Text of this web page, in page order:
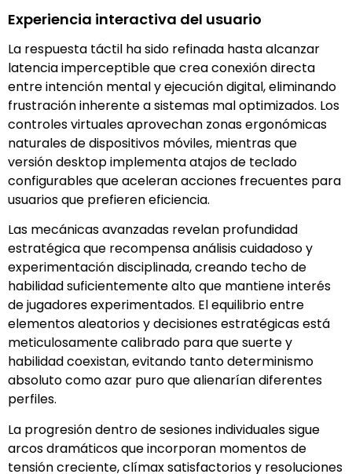
Experiencia interactiva del usuario
La respuesta táctil ha sido refinada hasta alcanzar
latencia imperceptible que crea conexión directa
entre intención mental y ejecución digital, eliminando
frustración inherente a sistemas mal optimizados. Los
controles virtuales aprovechan zonas ergonómicas
naturales de dispositivos móviles, mientras que
versión desktop implementa atajos de teclado
configurables que aceleran acciones frecuentes para
usuarios que prefieren eficiencia.
Las mecánicas avanzadas revelan profundidad
estratégica que recompensa análisis cuidadoso y
experimentación disciplinada, creando techo de
habilidad suficientemente alto que mantiene interés
de jugadores experimentados. El equilibrio entre
elementos aleatorios y decisiones estratégicas está
meticulosamente calibrado para que suerte y
habilidad coexistan, evitando tanto determinismo
absoluto como azar puro que alienarían diferentes
perfiles.
La progresión dentro de sesiones individuales sigue
arcos dramáticos que incorporan momentos de
tensión creciente, clímax satisfactorios y resoluciones